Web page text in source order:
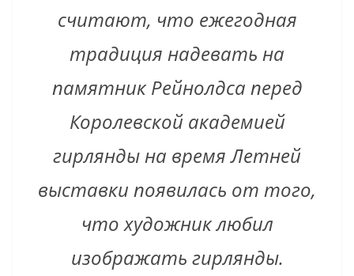
считают, что ежегодная
традиция надевать на
памятник Рейнолдса перед
Королевской академией
гирлянды на время Летней
выставки появилась от того,
что художник любил
изображать гирлянды.